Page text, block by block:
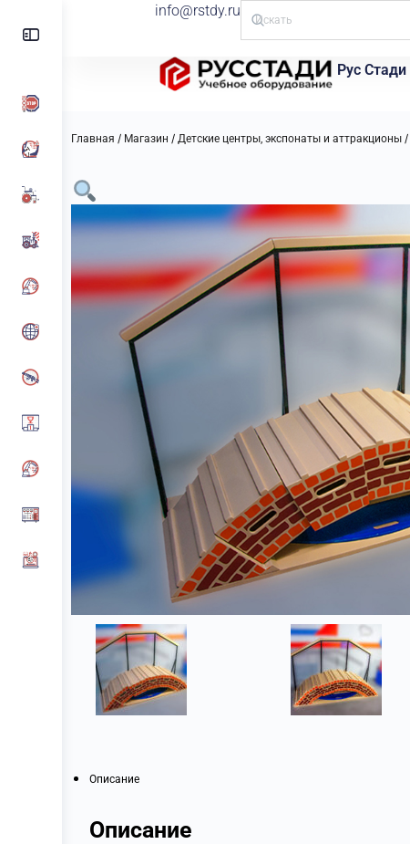
info@rstdy.ru
Рус Стади
Главная / Магазин / Детские центры, экспонаты и аттракционы /
Описание
Описание